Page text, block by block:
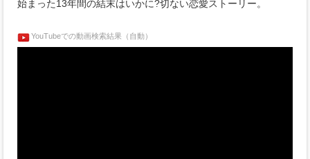
始まった13年間の結末はいかに?切ない恋愛ストーリー。
YouTubeでの動画検索結果（自動）